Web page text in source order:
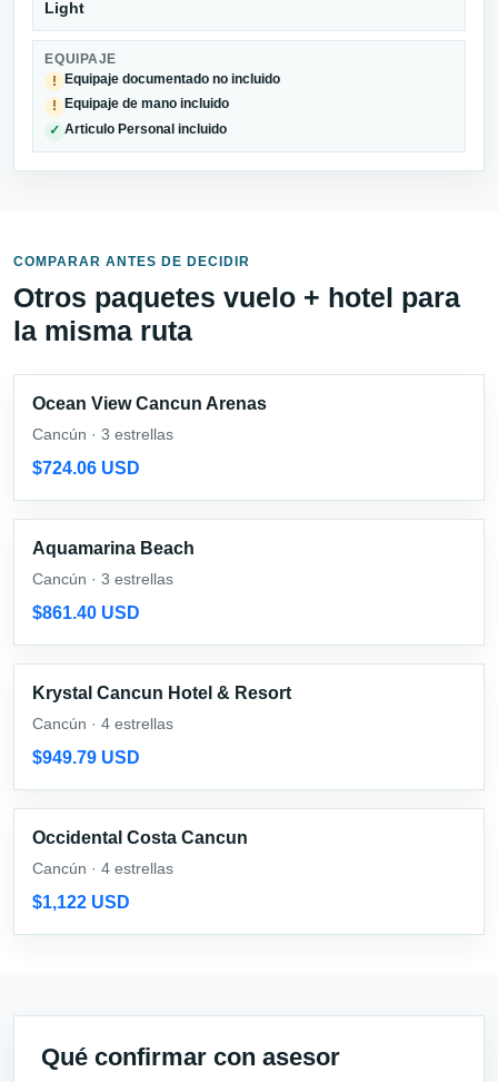
Light
EQUIPAJE
!
Equipaje documentado no incluido
! Equipaje de mano incluido
✓ Articulo Personal incluido
COMPARAR ANTES DE DECIDIR
Otros paquetes vuelo + hotel para
la misma ruta
Ocean View Cancun Arenas
Cancún · 3 estrellas
$724.06 USD
Aquamarina Beach
Cancún · 3 estrellas
$861.40 USD
Krystal Cancun Hotel & Resort
Cancún · 4 estrellas
$949.79 USD
Occidental Costa Cancun
Cancún · 4 estrellas
$1,122 USD
Qué confirmar con asesor